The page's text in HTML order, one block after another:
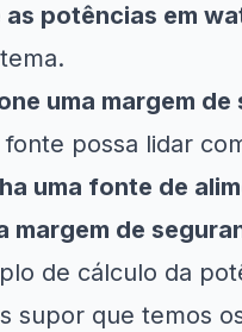
as potências em
uma margem
fonte possa lidar
uma fonte de
margem de
de cálculo da
supor que temos